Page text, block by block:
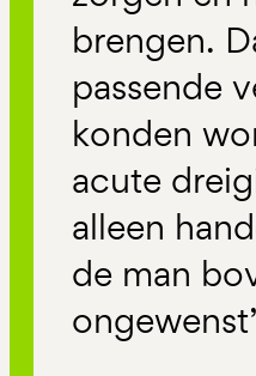
brengen.
passende
konden
acute
alleen
de man